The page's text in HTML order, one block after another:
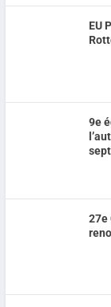
EU
9e
27e